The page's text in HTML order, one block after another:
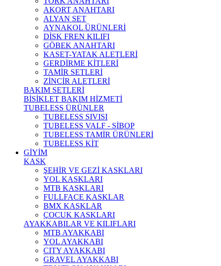
AKORT ANAHTARI
ALYAN SET
AYNAKOL ÜRÜNLERİ
DİSK FREN KILIFI
GÖBEK ANAHTARI
KASET-YATAK ALETLERİ
GERDİRME KİTLERİ
TAMİR SETLERİ
ZİNCİR ALETLERİ
BAKIM SETLERİ
BİSİKLET BAKIM HİZMETİ
TUBELESS ÜRÜNLER
TUBELESS SIVISI
TUBELESS VALF - SİBOP
TUBELESS TAMİR ÜRÜNLERİ
TUBELESS KİT
GİYİM
KASK
ŞEHİR VE GEZİ KASKLARI
YOL KASKLARI
MTB KASKLARI
FULLFACE KASKLAR
BMX KASKLAR
ÇOCUK KASKLARI
AYAKKABILAR VE KILIFLARI
MTB AYAKKABI
YOL AYAKKABI
CITY AYAKKABI
GRAVEL AYAKKABI